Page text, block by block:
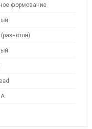
формование